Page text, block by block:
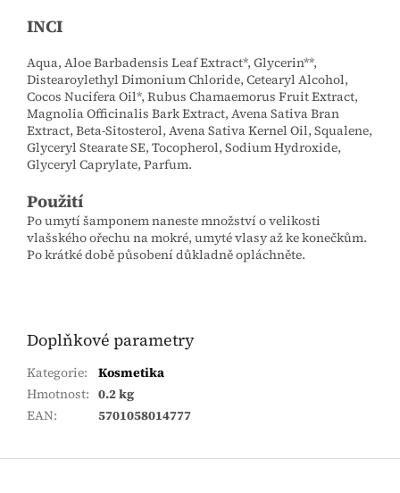
INCI
Aqua, Aloe Barbadensis Leaf Extract*, Glycerin**,
Distearoylethyl Dimonium Chloride, Cetearyl Alcohol,
Cocos Nucifera Oil*, Rubus Chamaemorus Fruit Extract,
Magnolia Officinalis Bark Extract, Avena Sativa Bran
Extract, Beta-Sitosterol, Avena Sativa Kernel Oil, Squalene,
Glyceryl Stearate SE, Tocopherol, Sodium Hydroxide,
Glyceryl Caprylate, Parfum.
Použití
Po umytí šamponem naneste množství o velikosti
vlašského ořechu na mokré, umyté vlasy až ke konečkům.
Po krátké době působení důkladně opláchněte.
Doplňkové parametry
Kategorie:
Kosmetika
Hmotnost: 0.2 kg
EAN: 5701058014777
Zápatí